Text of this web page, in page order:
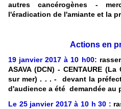
autres cancérogènes -
l'éradication de l'amiante et la
Actions en
19 janvier 2017 à 10 h00:
ASAVA (DCN) - CENTAURE
sur mer) . . . - devant la
d'audience a été demandée au
Le 25 janvier 2017 à 10 h 30 :